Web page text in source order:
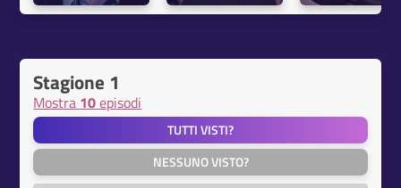
Stagione 1
Mostra 10episodi
TUTTI VISTI?
NESSUNO VISTO?